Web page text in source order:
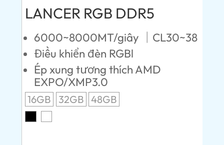
LANCER RGB DDR5
6000~8000MT/giây ｜CL30~38
Điều khiển đèn RGBl
Ép xung tương thích AMD
EXPO/XMP3.0
16GB 32GB 48GB